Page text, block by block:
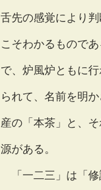
舌先の感覚により
こそわかるもので
で、炉風炉ともに
られて、名前を明
産の「本茶」と、
源がある。
「一二三」は「修